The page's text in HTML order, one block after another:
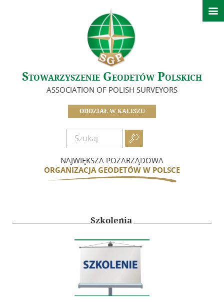
Stowarzyszenie Geodetów Polskich
ASSOCIATION OF POLISH SURVEYORS
ODDZIAŁ W KALISZU

NAJWIĘKSZA POZARZĄDOWA
ORGANIZACJA GEODETÓW W POLSCE

Strona główna
Ważne informacje
O nas
Idea i cele
Zarząd – Oddział SGP w Kaliszu
Koła SGP Oddziału Kaliskiego
Zasłużeni dla Oddziału
Zostań członkiem
Informacje – Oddział w Kaliszu
Kalendarz wydarzeń
Galeria
Szkolenia
Szkolenia